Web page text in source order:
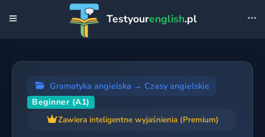
Testyourenglish.pl
Gramatyka angielska → Czasy angielskie
Beginner (A1)
Zawiera inteligentne wyjaśnienia (Premium)